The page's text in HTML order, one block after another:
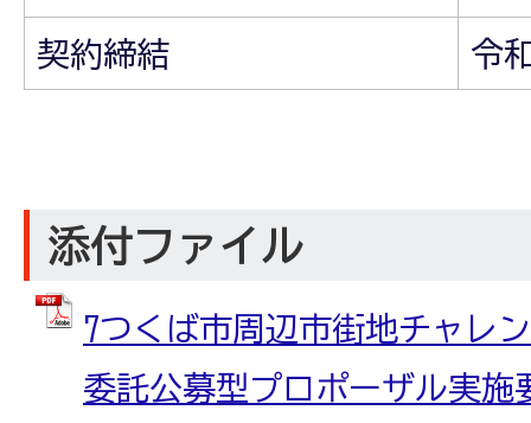
契約締結 令
添付ファイル
7つくば市周辺市街地チャレ
委託公募型プロポーザル実施